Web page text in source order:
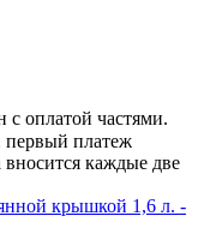
с оплатой частями.
первый платеж
вносится каждые две
крышкой 1,6 л. -